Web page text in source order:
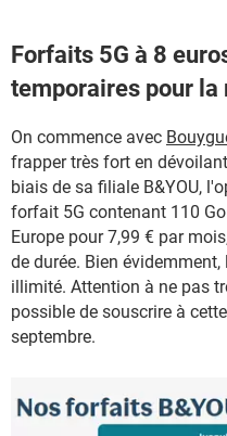
Forfaits 5G à 8
temporaires pour la
On commence avec
frapper très fort en
biais de sa filiale B&YOU,
forfait 5G contenant 110
Europe pour 7,99 € par
de durée. Bien
illimité. Attention à ne pas
possible de souscrire à
septembre.